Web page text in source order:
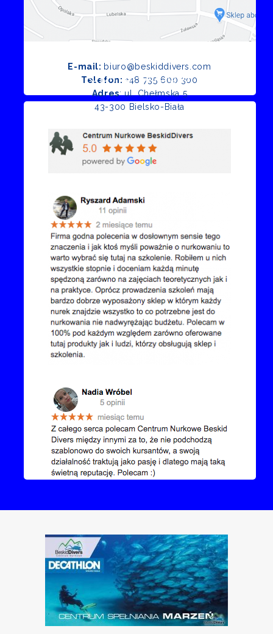
E-mail: biuro@beskiddivers.com
Telefon: +48 735 600 300
Adres: ul. Chełmska 5
43-300 Bielsko-Biała
Opinie Google